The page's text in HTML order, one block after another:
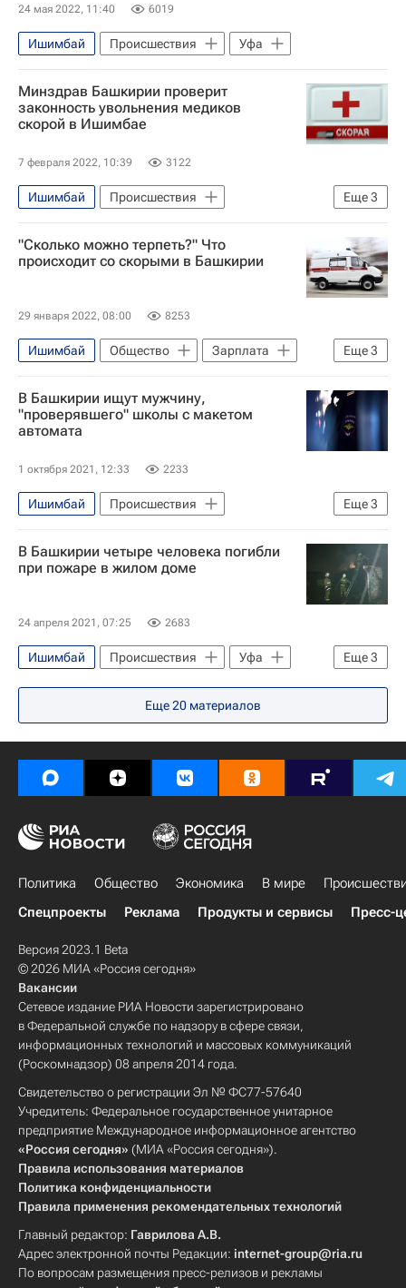
24 мая 2022, 11:40 6019
Ишимбай Происшествия Уфа
Минздрав Башкирии проверит
законность увольнения медиков
скорой в Ишимбае
7 февраля 2022, 10:39 3122
Еще3
Ишимбай
Происшествия
Минздрав Башкирии
Республика Башкортостан
"Сколько можно терпеть?" Что
происходит со скорыми в Башкирии
29 января 2022, 08:00 8253
Еще3
Ишимбай Общество
Зарплата
Уфа
Скорая помощь
Минздрав Башкирии
В Башкирии ищут мужчину,
"проверявшего" школы с макетом
автомата
1 октября 2021, 12:33 2233
Еще3
Ишимбай
Происшествия
Министерство внутренних дел РФ (МВД России)
Республика Башкортостан
Россия
В Башкирии четыре человека погибли
при пожаре в жилом доме
24 апреля 2021, 07:25 2683
Еще3
Ишимбай Происшествия
Уфа
МЧС России (Министерство РФ по делам гражданской обороны, чрезвычайным ситуациям и ликвидации последствий стихийных бедствий)
Следственный комитет России (СК РФ)
Еще20 материалов
Политика Общество Экономика В мире
Спецпроекты
Реклама Продукты и сервисы Пресс-
Версия 2023.1 Beta
© 2026 МИА «Россия сегодня»
Вакансии
Сетевое издание РИА Новости зарегистрировано
в Федеральной службе по надзору в сфере связи,
информационных технологий и массовых коммуникаций
(Роскомнадзор) 08 апреля 2014 года.
Свидетельство о регистрации Эл № ФС77-57640
Учредитель: Федеральное государственное унитарное
предприятие Международное информационное агентство
«Россия сегодня» (МИА «Россия сегодня»).
Правила использования материалов
Политика конфиденциальности
Правила применения рекомендательных технологий
Главный редактор: Гаврилова А.В.
Адрес электронной почты Редакции: internet-group@ria.ru
По вопросам размещения пресс-релизов и рекламы